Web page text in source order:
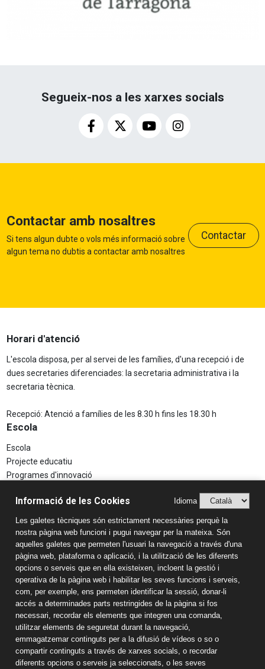
Segueix-nos a les xarxes socials
Contactar amb nosaltres
Si tens algun dubte o vols més informació sobre
algun tema no dubtis a contactar amb nosaltres
Contactar
Horari d'atenció
L'escola disposa, per al servei de les famílies, d'una recepció i de
dues secretaries diferenciades: la secretaria administrativa i la
secretaria tècnica.
Recepció: Atenció a famílies de les 8.30 h fins les 18.30 h
Escola
Escola
Projecte educatiu
Programes d'innovació
Aspectes Legals
Avís Legal
Política de Privacitat
Sistema Intern d’Informació (SIIF)
Estudis
Llar d'infants
Educació Infantil
Educació Primària
Educació Secundària
Batxillerat
Informació de contacte
Col·legi Sant Pau Apòstol
Informació de les Cookies Idioma
Les galetes tècniques són estrictament necessàries perquè la
nostra pàgina web funcioni i pugui navegar per la mateixa. Són
aquelles galetes que permeten l'usuari la navegació a través d'una
pàgina web, plataforma o aplicació, i la utilització de les diferents
opcions o serveis que en ella existeixen, incloent la gestió i
operativa de la pàgina web i habilitar les seves funcions i serveis,
com, per exemple, ens permeten identificar la sessió, donar-li
accés a determinades parts restringides de la pàgina si fos
necessari, recordar els elements que integren una comanda,
utilitzar elements de seguretat durant la navegació,
emmagatzemar continguts per a la difusió de vídeos o so o
compartir continguts a través de xarxes socials, o recordar
diferents opcions o serveis ja seleccionats, o les seves